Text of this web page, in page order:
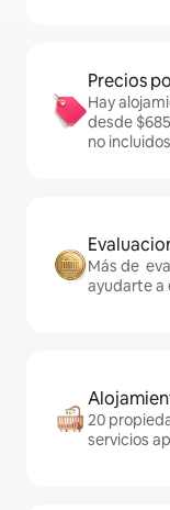
Precios
Hay
desde
no
Más de
ayudarte a
20
servicios